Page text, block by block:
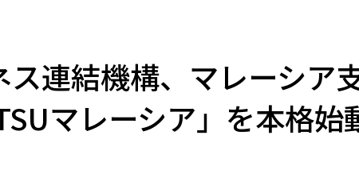
ス連結機構、マレーシア
マレーシア」を本格始